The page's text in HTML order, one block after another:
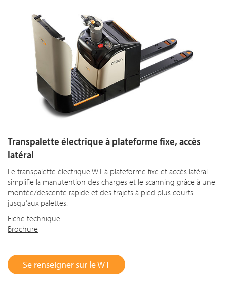
Transpalette électrique à plateforme fixe, accès
latéral
Le transpalette électrique WT à plateforme fixe et accès latéral
simplifie la manutention des charges et le scanning grâce à une
montée/descente rapide et des trajets à pied plus courts
jusqu’aux palettes.
Fiche technique
Brochure
Se renseigner sur le WT